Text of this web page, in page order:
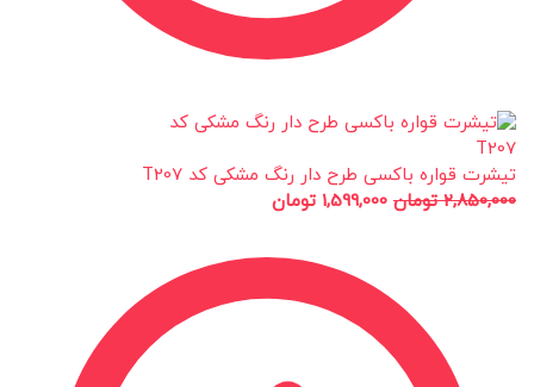
تیشرت قواره باکسی طرح دار رنگ مشکی کد T207
2,850,000 تومان 1,599,000 تومان